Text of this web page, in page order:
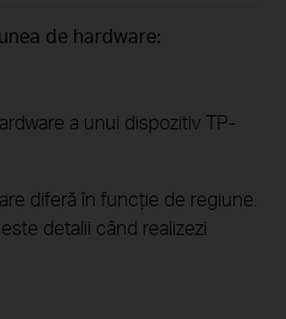
de hardware:
a unui dispozitiv TP-
diferă în funcție de regiune.
detalii când realizezi